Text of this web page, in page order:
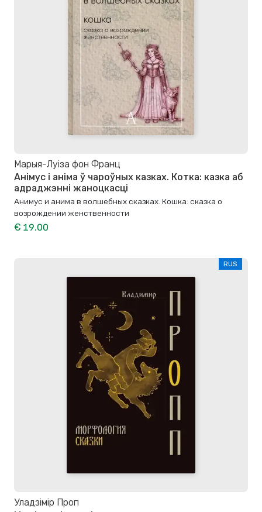
Марыя-Луіза фон Франц
Анімус і аніма ў чароўных казках. Котка: казка аб
адраджэнні жаноцкасці
Анимус и анима в волшебных сказках. Кошка: сказка о
возрождении женственности
€ 19.00
RUS
Уладзімір Проп